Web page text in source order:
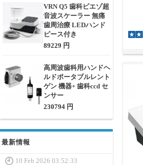
VRN Q5 歯科ピエゾ超
音波スケーラー 無痛
歯周治療 LEDハンド
ピース付き
89229 円
高周波歯科用ハンドヘ
ルドポータブルレント
ゲン 機器+ 歯科ccd セ
ンサー
230794 円
最新情報
10 Feb 2026 03:52:33